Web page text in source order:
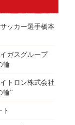
ッカー選手橋本
ガスグループ
輪
トロン株式会社
輪”
ト